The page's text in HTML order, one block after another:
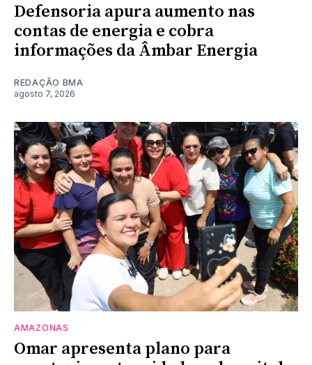
Defensoria apura aumento nas
contas de energia e cobra
informações da Âmbar Energia
REDAÇÃO BMA
agosto 7, 2026
AMAZONAS
Omar apresenta plano para